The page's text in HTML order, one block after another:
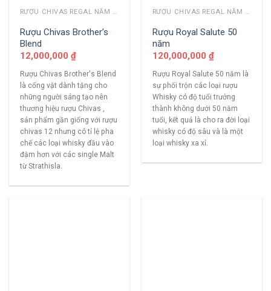
RƯỢU CHIVAS REGAL NĂM CŨ
Rượu Chivas Brother’s
Blend
12,000,000 ₫
Rượu Chivas Brother's Blend
là cống vật dành tặng cho
những người sáng tạo nên
thương hiệu rượu Chivas ,
sản phẩm gần giống với rượu
chivas 12 nhưng có tỉ lệ pha
chế các loại whisky đầu vào
đậm hơn với các single Malt
từ Strathisla.
RƯỢU CHIVAS REGAL NĂM CŨ
Rượu Royal Salute 50
năm
120,000,000 ₫
Rượu Royal Salute 50 năm là
sự phối trộn các loại rượu
Whisky có độ tuổi trưởng
thành không dưới 50 năm
tuổi, kết quả là cho ra đời loại
whisky có độ sâu và là một
loại whisky xa xỉ.